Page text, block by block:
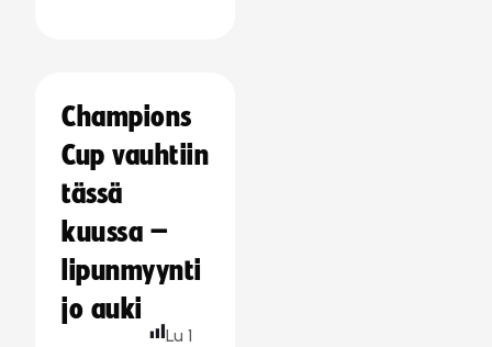
Champions
Cup vauhtiin
tässä
kuussa –
lipunmyynti
jo auki
Lu 1